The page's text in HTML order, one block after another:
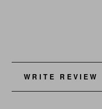
WRITE REVIEW